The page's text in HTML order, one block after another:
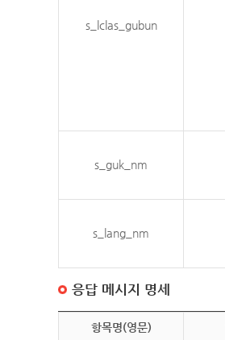
s_lclas_gubun
s_guk_nm
s_lang_nm
응답 메시지 명세
항목명(영문)